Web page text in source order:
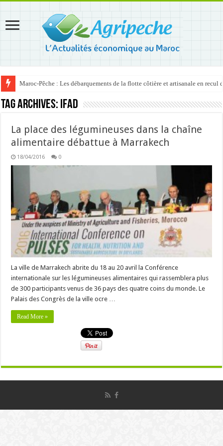
Maroc-Pêche : Les débarquements de la flotte côtière et artisanale en recul
Tag Archives: IFAD
La place des légumineuses dans la chaîne
alimentaire débattue à Marrakech
18/04/2016 0
La ville de Marrakech abrite du 18 au 20 avril la Conférence
internationale sur les légumineuses alimentaires qui rassemblera plus
de 300 participants venus de 36 pays des quatre coins du monde. Le
Palais des Congrès de la ville ocre …
Read More »